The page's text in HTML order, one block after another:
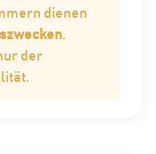
dienen
.
der